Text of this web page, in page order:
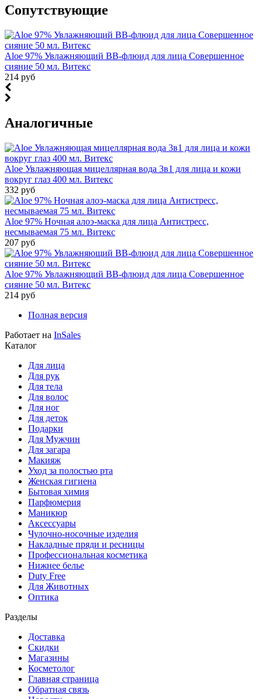
Cопутствующие
Aloe 97% Увлажняющий ВВ-флюид для лица Совершенное
сияние 50 мл. Витекс
214 руб
Аналогичные
Aloe Увлажняющая мицеллярная вода 3в1 для лица и кожи
вокруг глаз 400 мл. Витекс
332 руб
Aloe 97% Ночная алоэ-маска для лица Антистресс,
несмываемая 75 мл. Витекс
207 руб
Aloe 97% Увлажняющий ВВ-флюид для лица Совершенное
сияние 50 мл. Витекс
214 руб
Полная версия
Работает на InSales
Каталог
Для лица
Для рук
Для тела
Для волос
Для ног
Для деток
Подарки
Для Мужчин
Для загара
Макияж
Уход за полостью рта
Женская гигиена
Бытовая химия
Парфюмерия
Маникюр
Аксессуары
Чулочно-носочные изделия
Накладные пряди и ресницы
Профессиональная косметика
Нижнее белье
Duty Free
Для Животных
Оптика
Разделы
Доставка
Скидки
Магазины
Косметолог
Главная страница
Обратная связь